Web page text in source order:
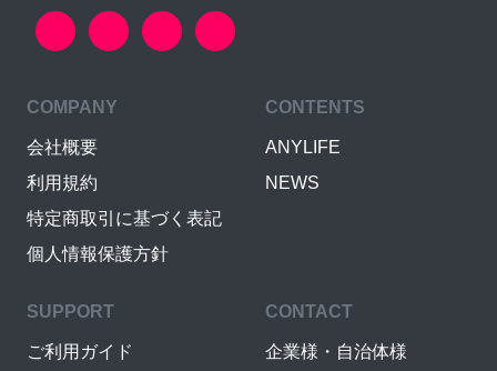
COMPANY
会社概要
利用規約
特定商取引に基づく表記
個人情報保護方針
CONTENTS
ANYLIFE
NEWS
SUPPORT
ご利用ガイド
CONTACT
企業様・自治体様